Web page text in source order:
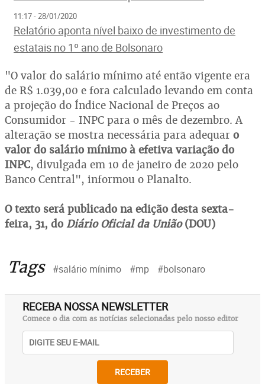
11:17 - 28/01/2020
Relatório aponta nível baixo de investimento de
estatais no 1º ano de Bolsonaro
"O valor do salário mínimo até então vigente era
de R$ 1.039,00 e fora calculado levando em conta
a projeção do Índice Nacional de Preços ao
Consumidor - INPC para o mês de dezembro. A
alteração se mostra necessária para adequar o
valor do salário mínimo à efetiva variação do
INPC, divulgada em 10 de janeiro de 2020 pelo
Banco Central", informou o Planalto.
O texto será publicado na edição desta sexta-
feira, 31, do Diário Oficial da União(DOU)
Tags #salário mínimo #mp #bolsonaro
RECEBA NOSSA NEWSLETTER
Comece o dia com as notícias selecionadas pelo nosso editor
RECEBER